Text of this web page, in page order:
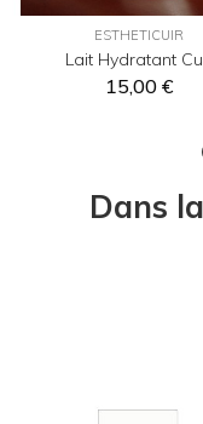
ESTHETICUIR
Lait Hydratant
15,00 €
Dans